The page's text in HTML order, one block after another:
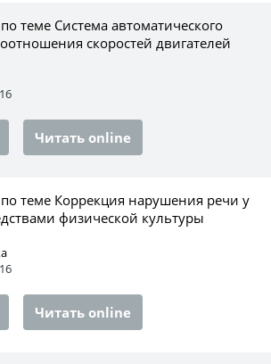
теме Система автоматического
скоростей двигателей
Читать online
по теме Коррекция нарушения речи у
физической культуры
Читать online